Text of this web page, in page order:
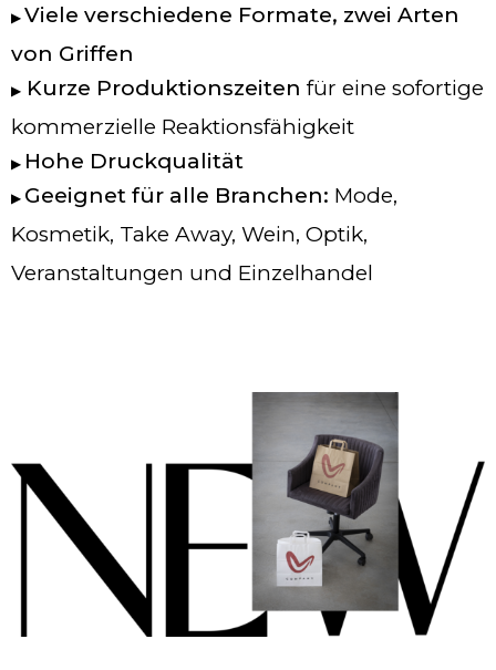
▶ Viele verschiedene Formate, zwei Arten
von Griffen
▶ Kurze Produktionszeiten für eine sofortige
kommerzielle Reaktionsfähigkeit
▶ Hohe Druckqualität
▶ Geeignet für alle Branchen: Mode,
Kosmetik, Take Away, Wein, Optik,
Veranstaltungen und Einzelhandel